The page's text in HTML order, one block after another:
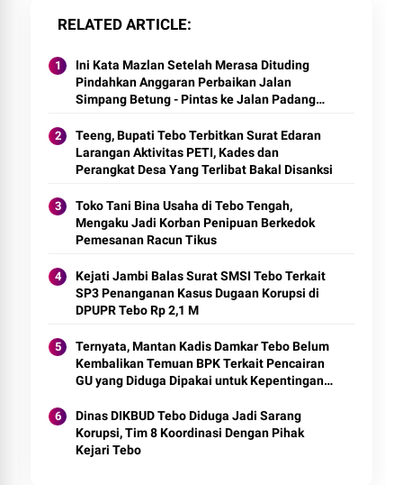
RELATED ARTICLE
Ini Kata Mazlan Setelah Merasa Dituding
Pindahkan Anggaran Perbaikan Jalan
Simpang Betung - Pintas ke Jalan Padang
Teeng, Bupati Tebo Terbitkan Surat Edaran
Larangan Aktivitas PETI, Kades dan
Perangkat Desa Yang Terlibat Bakal Disanksi
Toko Tani Bina Usaha di Tebo Tengah,
Mengaku Jadi Korban Penipuan Berkedok
Pemesanan Racun Tikus
Kejati Jambi Balas Surat SMSI Tebo Terkait
SP3 Penanganan Kasus Dugaan Korupsi di
DPUPR Tebo Rp 2,1 M
Ternyata, Mantan Kadis Damkar Tebo Belum
Kembalikan Temuan BPK Terkait Pencairan
GU yang Diduga Dipakai untuk Kepentingan
Dinas DIKBUD Tebo Diduga Jadi Sarang
Korupsi, Tim 8 Koordinasi Dengan Pihak
Kejari Tebo